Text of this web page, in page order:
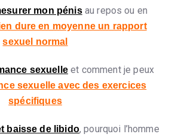
mon pénisau repos ou en
dure en moyenne un rapport
sexuel normal
sexuelleet comment je peux
sexuelle avec des exercices
spécifiques
baisse de libido, pourquoi l’homme